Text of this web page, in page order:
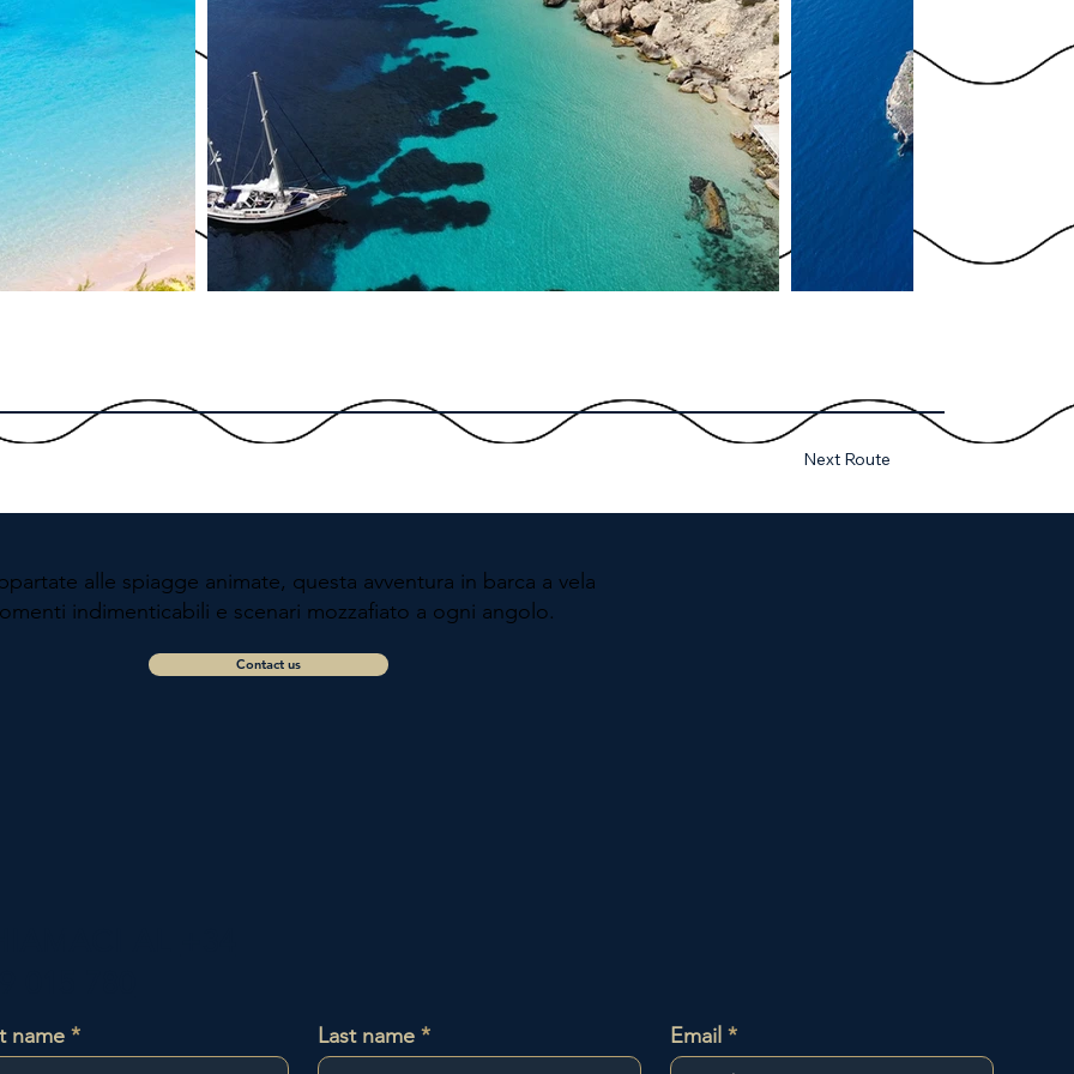
Next Route
alle spiagge animate, questa avventura in barca a vela
indimenticabili e scenari mozzafiato a ogni angolo.
Contact us
name Email
Last name